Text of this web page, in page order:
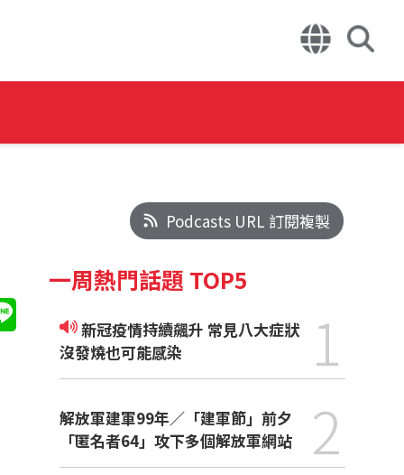
Podcasts URL 訂閱複製
一周熱門話題 TOP5
新冠疫情持續飆升 常見八大症狀
沒發燒也可能感染
1
解放軍建軍99年／「建軍節」前夕
「匿名者64」攻下多個解放軍網站
2